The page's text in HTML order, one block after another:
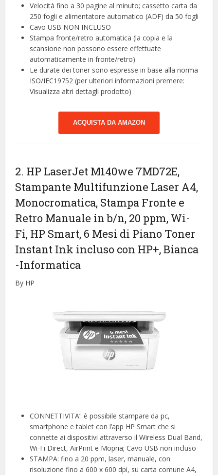
Velocità fino a 30 pagine al minuto; cassetto carta da
250 fogli e alimentatore automatico (ADF) da 50 fogli
Cavo USB NON INCLUSO
Stampa fronte/retro automatica (la copia e la
scansione non possono essere effettuate
automaticamente in fronte/retro)
Le durate dei toner sono espresse in base alla norma
ISO/IEC19752 (per ulteriori informazioni premere:
Visualizza altri dettagli prodotto)
ACQUISTA DA AMAZON
2. HP LaserJet M140we 7MD72E,
Stampante Multifunzione Laser A4,
Monocromatica, Stampa Fronte e
Retro Manuale in b/n, 20 ppm, Wi-
Fi, HP Smart, 6 Mesi di Piano Toner
Instant Ink incluso con HP+, Bianca
-Informatica
By HP
CONNETTIVITA’: è possibile stampare da pc,
smartphone e tablet con l’app HP Smart che si
connette ai dispositivi attraverso il Wireless Dual Band,
Wi-Fi Direct, AirPrint e Mopria; Cavo USB non incluso
STAMPA: fino a 20 ppm, laser, manuale, con
risoluzione fino a 600 x 600 dpi, su carta comune A4,